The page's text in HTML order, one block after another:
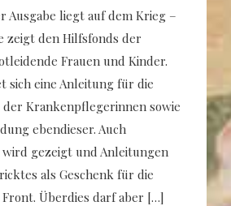
Ausgabe liegt auf dem Krieg –
zeigt den Hilfsfonds der
Frauen und Kinder.
sich eine Anleitung für die
Krankenpflegerinnen sowie
ebendieser. Auch
gezeigt und Anleitungen
als Geschenk für die
Überdies darf aber […]